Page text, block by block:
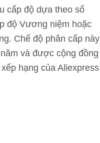
cấp độ dựa theo số
độ Vương niệm hoặc
Chế độ phân cấp này
và được cộng đồng
hạng của Aliexpress